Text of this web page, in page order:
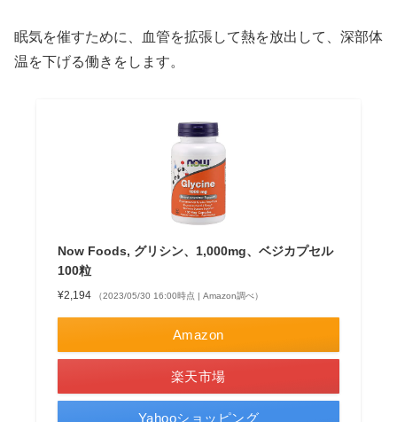
眠気を催すために、血管を拡張して熱を放出して、深部体
温を下げる働きをします。
Now Foods, グリシン、1,000mg、ベジカプセル
100粒
¥2,194 （2023/05/30 16:00時点 | Amazon調べ）
Amazon
楽天市場
Yahooショッピング